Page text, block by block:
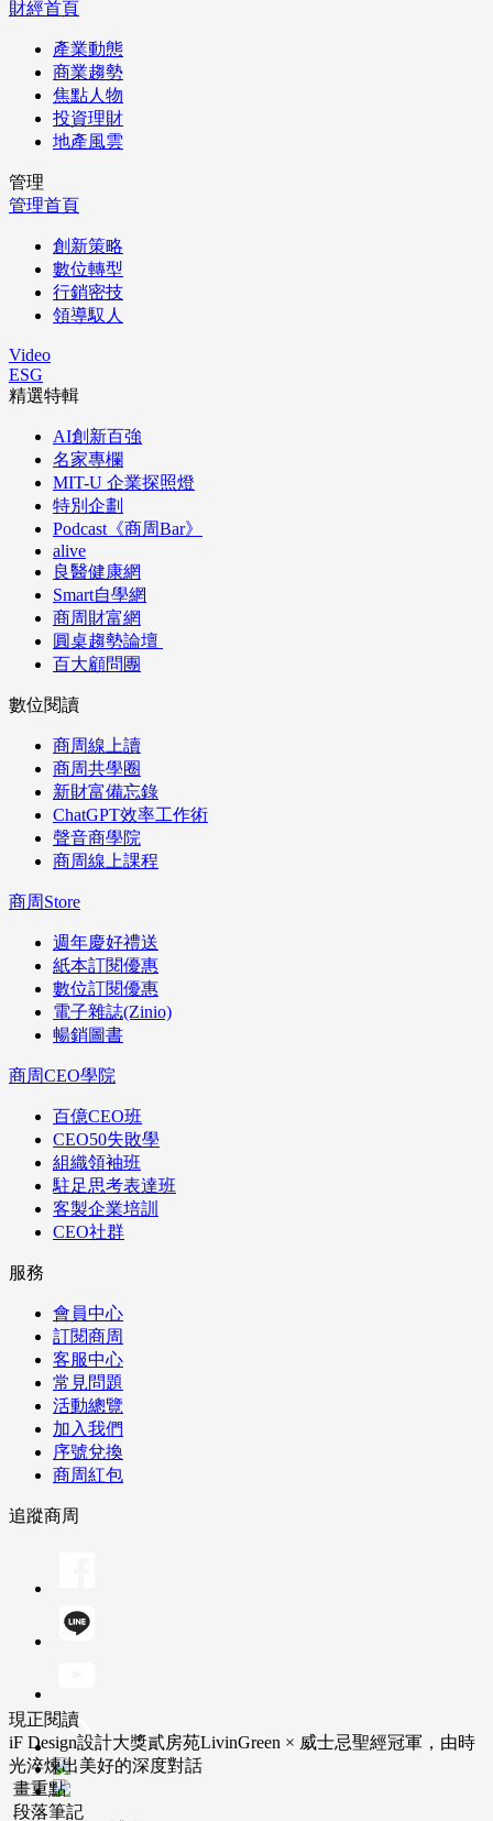
財經首頁
產業動態
商業趨勢
焦點人物
投資理財
地產風雲
管理
管理首頁
創新策略
數位轉型
行銷密技
領導馭人
Video
ESG
精選特輯
AI創新百強
名家專欄
MIT-U 企業探照燈
特別企劃
Podcast《商周Bar》
alive
良醫健康網
Smart自學網
商周財富網
圓桌趨勢論壇
百大顧問團
數位閱讀
商周線上讀
商周共學圈
新財富備忘錄
ChatGPT效率工作術
聲音商學院
商周線上課程
商周Store
週年慶好禮送
紙本訂閱優惠
數位訂閱優惠
電子雜誌(Zinio)
暢銷圖書
商周CEO學院
百億CEO班
CEO50失敗學
組織領袖班
駐足思考表達班
客製企業培訓
CEO社群
服務
會員中心
訂閱商周
客服中心
常見問題
活動總覽
加入我們
序號兌換
商周紅包
追蹤商周
現正閱讀
iF Design設計大獎貳房苑LivinGreen × 威士忌聖經冠軍，由時
光淬煉出美好的深度對話
畫重點
段落筆記